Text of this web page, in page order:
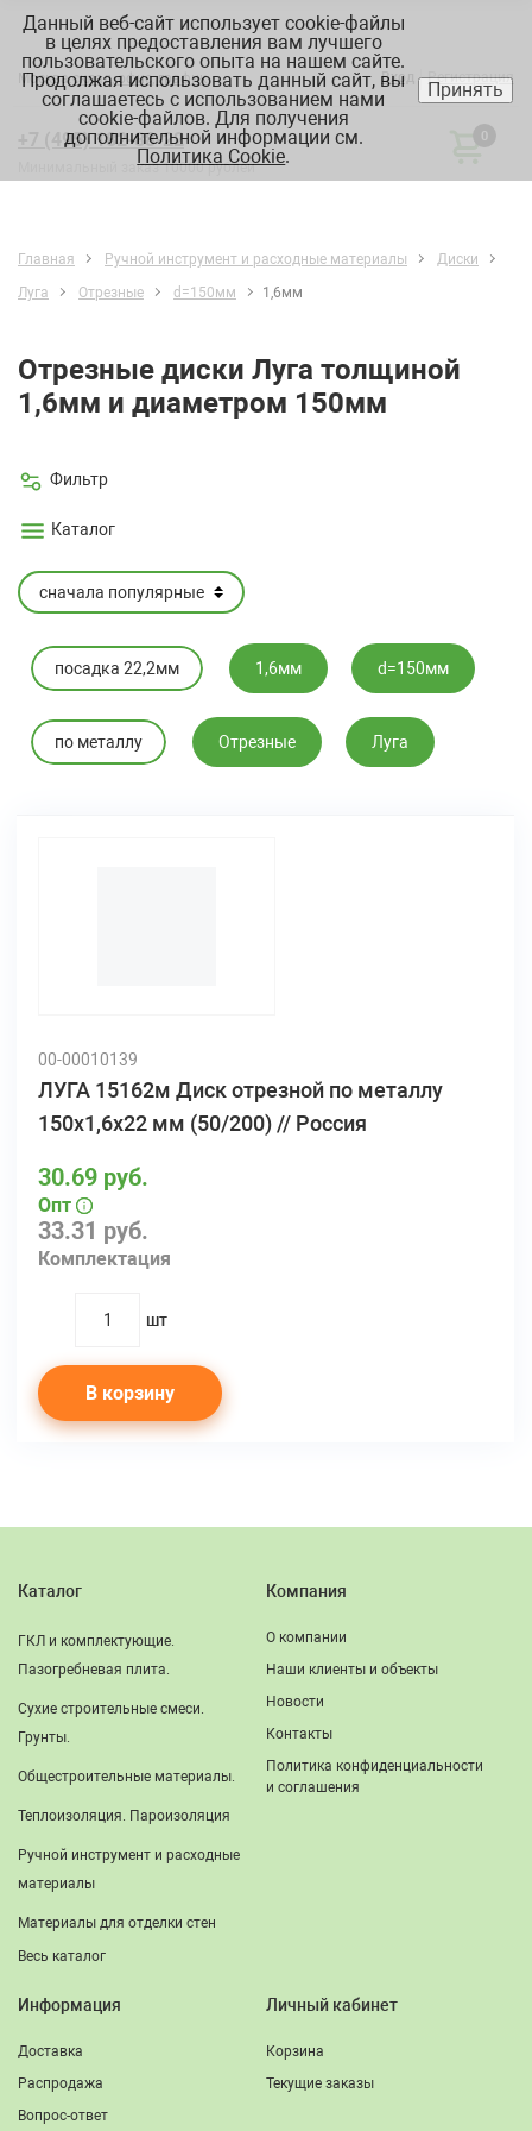
Вход Регистрация
Москва:склад, офис, график
+7 (495) 182-88-22
Минимальный заказ 10000 рублей
0
Главная Ручной инструмент и расходные материалы
Диски
Луга
Отрезные d=150мм 1,6мм
Отрезные диски Луга толщиной
1,6мм и диаметром 150мм
Фильтр
Каталог
посадка 22,2мм 1,6мм d=150мм
по металлу Отрезные Луга
00-00010139
ЛУГА 15162м Диск отрезной по металлу
150х1,6х22 мм (50/200) // Россия
33.31 руб.
Комплектация
30.69 руб.
Опт
quantity
шт
В корзину
Каталог
ГКЛ и комплектующие.
Пазогребневая плита.
Сухие строительные смеси.
Грунты.
Общестроительные материалы.
Теплоизоляция. Пароизоляция
Ручной инструмент и расходные
материалы
Материалы для отделки стен
Весь каталог
Компания
О компании
Наши клиенты и объекты
Новости
Контакты
Политика конфиденциальности
и соглашения
Информация
Доставка
Распродажа
Вопрос-ответ
Личный кабинет
Корзина
Текущие заказы
Данный веб-сайт использует cookie-файлы
в целях предоставления вам лучшего
пользовательского опыта на нашем сайте.
Продолжая использовать данный сайт, вы
соглашаетесь с использованием нами
cookie-файлов. Для получения
дополнительной информации см.
Политика Cookie.
Принять